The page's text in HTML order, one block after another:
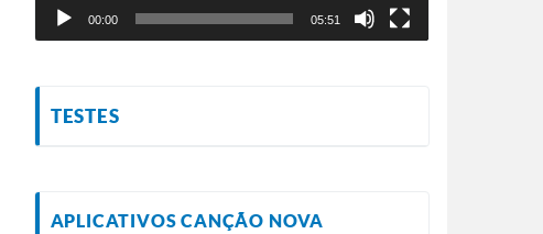
00:00 05:51
TESTES
APLICATIVOS CANÇÃO NOVA